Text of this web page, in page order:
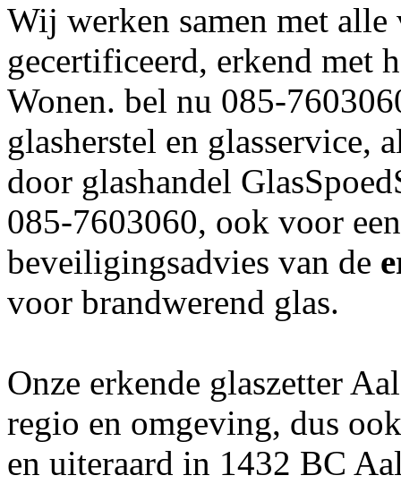
Wij werken samen met
gecertificeerd, erkend met
Wonen. bel nu 085-
glasherstel en glasservice,
door glashandel
085-7603060, ook voor
beveiligingsadvies van de
voor brandwerend glas.
Onze erkende glaszetter
regio en omgeving, dus
en uiteraard in 1432 BC